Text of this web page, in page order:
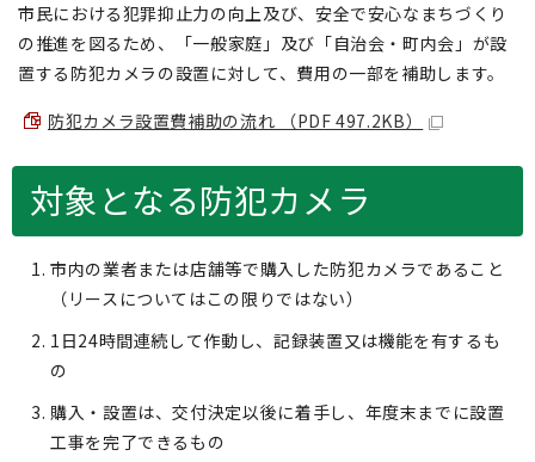
市民における犯罪抑止力の向上及び、安全で安心なまちづくり
の推進を図るため、「一般家庭」及び「自治会・町内会」が設
置する防犯カメラの設置に対して、費用の一部を補助します。
防犯カメラ設置費補助の流れ （PDF 497.2KB）
対象となる防犯カメラ
市内の業者または店舗等で購入した防犯カメラであること
（リースについてはこの限りではない）
1日24時間連続して作動し、記録装置又は機能を有するも
の
購入・設置は、交付決定以後に着手し、年度末までに設置
工事を完了できるもの